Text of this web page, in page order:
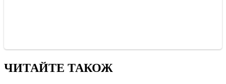
ЧИТАЙТЕ ТАКОЖ